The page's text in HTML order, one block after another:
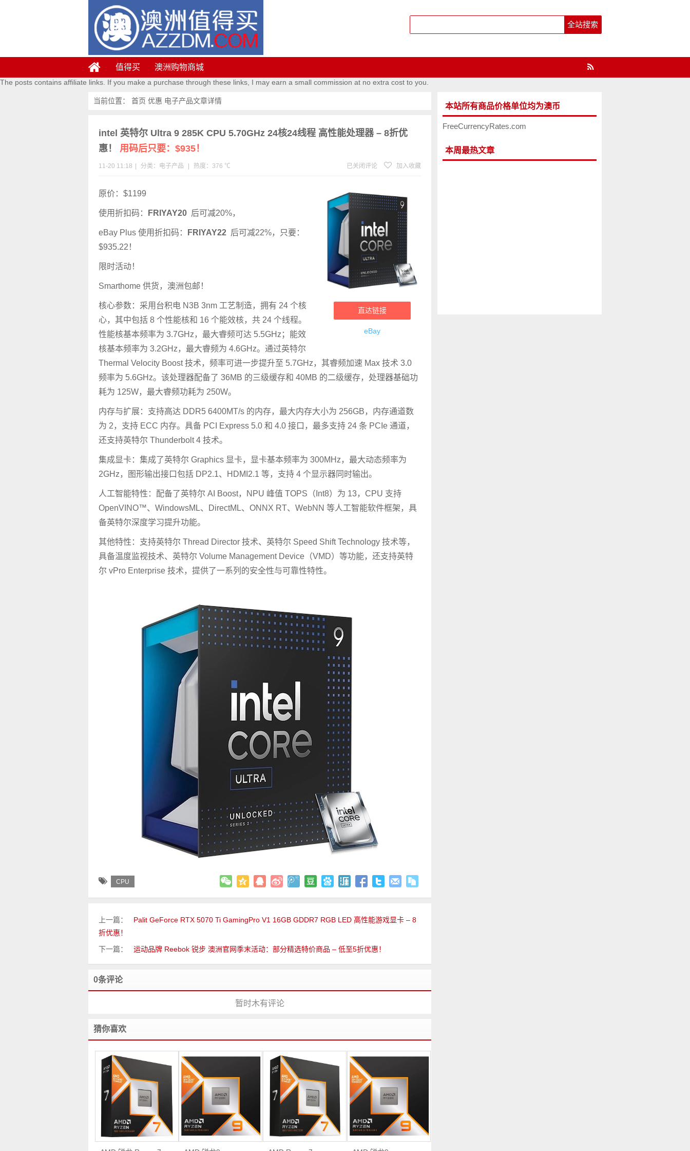
值得买 澳洲购物商城
The posts contains affiliate links. If you make a purchase through these links, I may earn a small commission at no extra cost to you.
当前位置： 首页 优惠 电子产品文章详情
intel 英特尔 Ultra 9 285K CPU 5.70GHz 24核24线程 高性能处理器 – 8折优
惠！
用码后只要：$935！
11-20 11:18 分类： 电子产品 热度：376 ℃ 已关闭评论 加入收藏
直达链接
eBay
原价：$1199
使用折扣码： FRIYAY20 后可减20%，
eBay Plus 使用折扣码： FRIYAY22 后可减22%，只要：
$935.22！
限时活动！
Smarthome 供货，澳洲包邮！
核心参数：采用台积电 N3B 3nm 工艺制造，拥有 24 个核
心，其中包括 8 个性能核和 16 个能效核，共 24 个线程。
性能核基本频率为 3.7GHz，最大睿频可达 5.5GHz；能效
核基本频率为 3.2GHz，最大睿频为 4.6GHz。通过英特尔
Thermal Velocity Boost 技术，频率可进一步提升至 5.7GHz，其睿频加速 Max 技术 3.0
频率为 5.6GHz。该处理器配备了 36MB 的三级缓存和 40MB 的二级缓存，处理器基础功
耗为 125W，最大睿频功耗为 250W。
内存与扩展：支持高达 DDR5 6400MT/s 的内存，最大内存大小为 256GB，内存通道数
为 2，支持 ECC 内存。具备 PCI Express 5.0 和 4.0 接口，最多支持 24 条 PCIe 通道，
还支持英特尔 Thunderbolt 4 技术。
集成显卡：集成了英特尔 Graphics 显卡，显卡基本频率为 300MHz，最大动态频率为
2GHz，图形输出接口包括 DP2.1、HDMI2.1 等，支持 4 个显示器同时输出。
人工智能特性：配备了英特尔 AI Boost，NPU 峰值 TOPS（Int8）为 13，CPU 支持
OpenVINO™、WindowsML、DirectML、ONNX RT、WebNN 等人工智能软件框架，具
备英特尔深度学习提升功能。
其他特性：支持英特尔 Thread Director 技术、英特尔 Speed Shift Technology 技术等，
具备温度监视技术、英特尔 Volume Management Device（VMD）等功能，还支持英特
尔 vPro Enterprise 技术，提供了一系列的安全性与可靠性特性。
CPU
上一篇：
Palit GeForce RTX 5070 Ti GamingPro V1 16GB GDDR7 RGB LED 高性能游戏显卡 – 8
折优惠！
下一篇：
运动品牌 Reebok 锐步 澳洲官网季末活动：部分精选特价商品 – 低至5折优惠！
0条评论
暂时木有评论
猜你喜欢
本站所有商品价格单位均为澳币
FreeCurrencyRates.com
本周最热文章